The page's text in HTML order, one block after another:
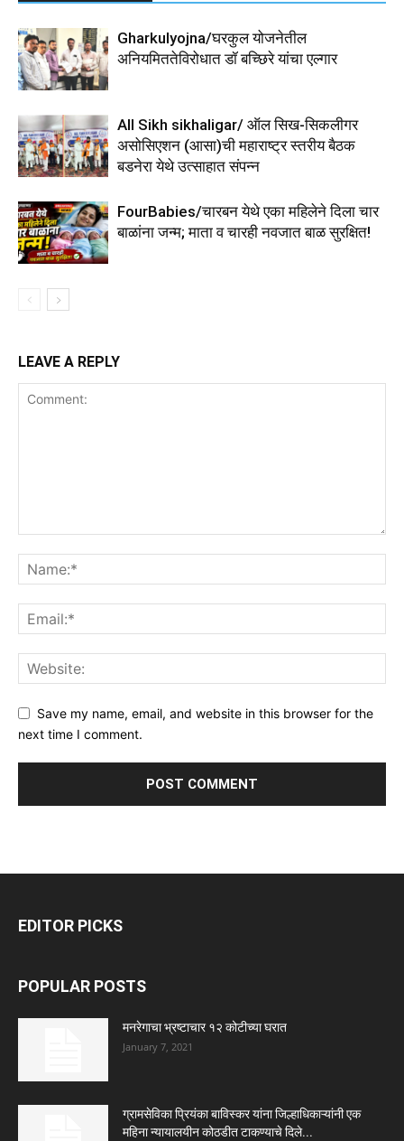
Gharkulyojna/घरकुल योजनेतील
अनियमिततेविरोधात डॉ बच्छिरे यांचा एल्गार
All Sikh sikhaligar/ ऑल सिख-सिकलीगर
असोसिएशन (आसा)ची महाराष्ट्र स्तरीय बैठक
बडनेरा येथे उत्साहात संपन्न
FourBabies/चारबन येथे एका महिलेने दिला चार
बाळांना जन्म; माता व चारही नवजात बाळ सुरक्षित!
LEAVE A REPLY
Save my name, email, and website in this browser for the
next time I comment.
EDITOR PICKS
POPULAR POSTS
मनरेगाचा भ्रष्टाचार १२ कोटीच्या घरात
January 7, 2021
ग्रामसेविका प्रियंका बाविस्कर यांना जिल्हाधिकाऱ्यांनी एक
महिना न्यायालयीन कोठडीत टाकण्याचे दिले...